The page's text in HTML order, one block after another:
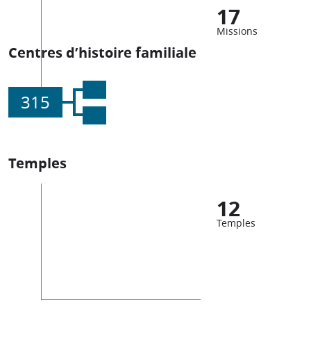
17
Missions
Centres d’histoire familiale
315
Temples
12
Temples